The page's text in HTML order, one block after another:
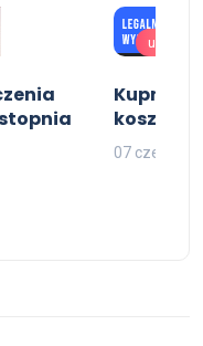
uslugi
Kupno
kosztuje
07 czerwca,